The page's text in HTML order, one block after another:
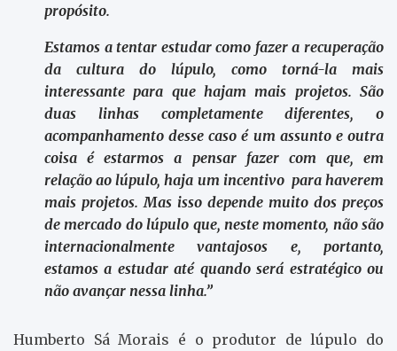
propósito.
Estamos a tentar estudar como fazer a recuperação
da cultura do lúpulo, como torná-la mais
interessante para que hajam mais projetos. São
duas linhas completamente diferentes, o
acompanhamento desse caso é um assunto e outra
coisa é estarmos a pensar fazer com que, em
relação ao lúpulo, haja um incentivo para haverem
mais projetos. Mas isso depende muito dos preços
de mercado do lúpulo que, neste momento, não são
internacionalmente vantajosos e, portanto,
estamos a estudar até quando será estratégico ou
não avançar nessa linha.”
Humberto Sá Morais é o produtor de lúpulo do